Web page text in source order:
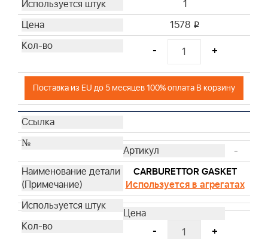
1
1578 i
- +
Поставка из EU до 5 месяцев 100% оплата В корзину
-
CARBURETTOR GASKET
Используется в агрегатах
- +